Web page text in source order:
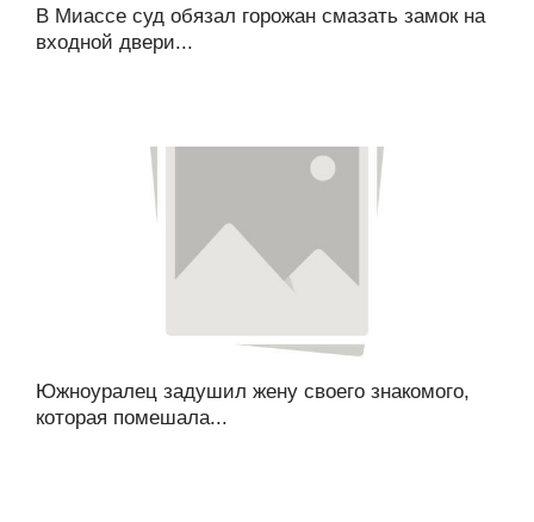
В Миассе суд обязал горожан смазать замок на
входной двери...
Южноуралец задушил жену своего знакомого,
которая помешала...